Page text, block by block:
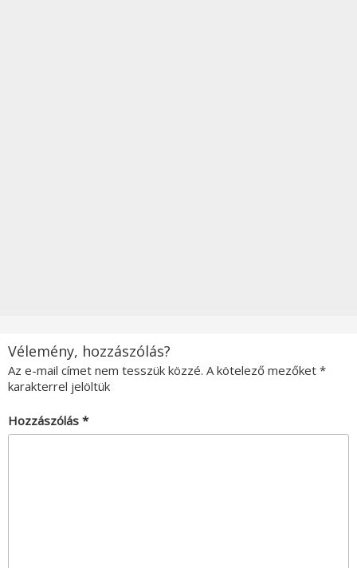
Vélemény, hozzászólás?
Az e-mail címet nem tesszük közzé. A kötelező mezőket *
karakterrel jelöltük
Hozzászólás *